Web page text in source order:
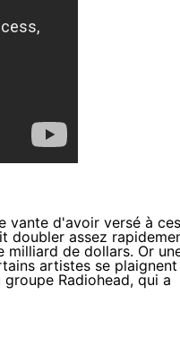
vante d'avoir versé à ces
doubler assez
milliard de dollars. Or
artistes se plaignent
groupe Radiohead, qui a